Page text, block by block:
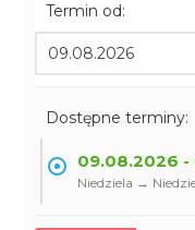
Termin od:
Dostępne terminy:
09.08.2026
Niedziela →